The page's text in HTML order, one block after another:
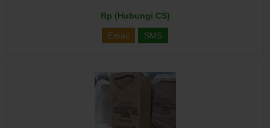
Rp (Hubungi CS)
Email SMS